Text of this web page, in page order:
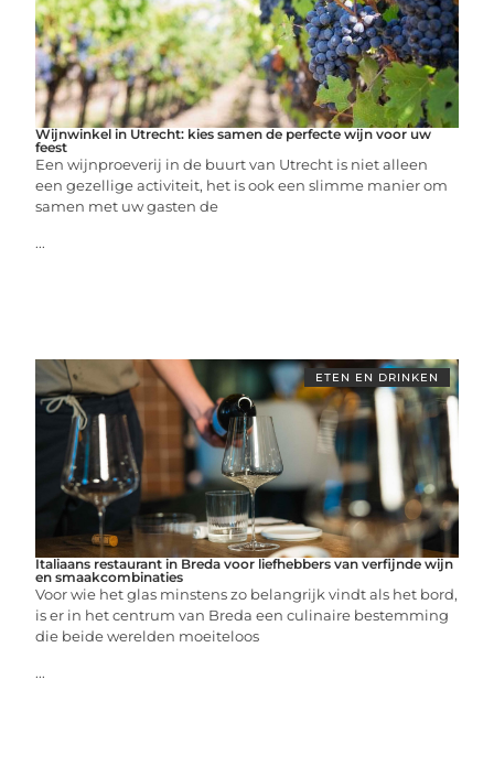
Wijnwinkel in Utrecht: kies samen de perfecte wijn voor uw
feest
Een wijnproeverij in de buurt van Utrecht is niet alleen
een gezellige activiteit, het is ook een slimme manier om
samen met uw gasten de
...
ETEN EN DRINKEN
Italiaans restaurant in Breda voor liefhebbers van verfijnde wijn
en smaakcombinaties
Voor wie het glas minstens zo belangrijk vindt als het bord,
is er in het centrum van Breda een culinaire bestemming
die beide werelden moeiteloos
...